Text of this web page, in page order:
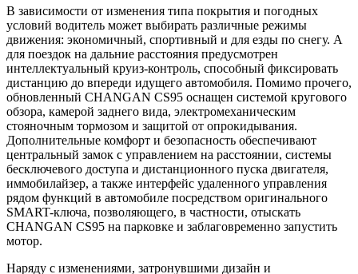
В зависимости от изменения типа покрытия и погодных
условий водитель может выбирать различные режимы
движения: экономичный, спортивный и для езды по снегу. А
для поездок на дальние расстояния предусмотрен
интеллектуальный круиз-контроль, способный фиксировать
дистанцию до впереди идущего автомобиля. Помимо прочего,
обновленный CHANGAN CS95 оснащен системой кругового
обзора, камерой заднего вида, электромеханическим
стояночным тормозом и защитой от опрокидывания.
Дополнительные комфорт и безопасность обеспечивают
центральный замок с управлением на расстоянии, системы
бесключевого доступа и дистанционного пуска двигателя,
иммобилайзер, а также интерфейс удаленного управления
рядом функций в автомобиле посредством оригинального
SMART-ключа, позволяющего, в частности, отыскать
CHANGAN CS95 на парковке и заблаговременно запустить
мотор.
Наряду с изменениями, затронувшими дизайн и